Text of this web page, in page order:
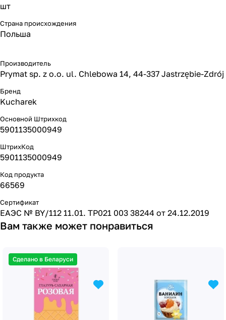
шт
Страна происхождения
Польша
Производитель
Prymat sp. z o.o. ul. Chlebowa 14, 44-337 Jastrzębie-Zdrój
Бренд
Kucharek
Основной Штрихкод
5901135000949
ШтрихКод
5901135000949
Код продукта
66569
Сертификат
ЕАЭС № BY/112 11.01. ТР021 003 38244 от 24.12.2019
Вам также может понравиться
Сделано в Беларуси